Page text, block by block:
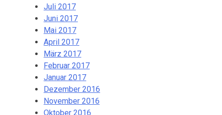
Juli 2017
Juni 2017
Mai 2017
April 2017
März 2017
Februar 2017
Januar 2017
Dezember 2016
November 2016
Oktober 2016